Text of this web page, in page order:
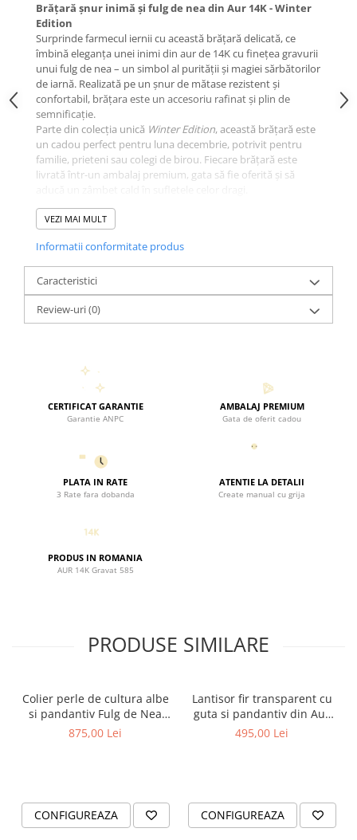
Brățară șnur inimă și fulg de nea din Aur 14K - Winter
Edition
Surprinde farmecul iernii cu această brățară delicată, ce
îmbină eleganța unei inimi din aur de 14K cu finețea gravurii
unui fulg de nea – un simbol al purității și magiei sărbătorilor
de iarnă. Realizată pe un șnur de mătase rezistent și
confortabil, brățara este un accesoriu rafinat și plin de
semnificație.
Parte din colecția unică Winter Edition, această brățară este
un cadou perfect pentru luna decembrie, potrivit pentru
familie, prieteni sau colegi de birou. Fiecare brățară este
livrată într-un ambalaj premium, gata să fie oferită și să
Un dar prețios și emoționant, inspirat de magia sărbătorilor
de iarn
disponibile si mentionat in casuta de observatii in
momentul plasarii comenzii.
Important:Orice comanda va fi confirmata telefonic
inainte de a fi expediata.
VEZI MAI MULT
Informatii conformitate produs
Caracteristici
Review-uri(0)
CERTIFICAT GARANTIE
Garantie ANPC
AMBALAJ PREMIUM
Gata de oferit cadou
PLATA IN RATE
3 Rate fara dobanda
ATENTIE LA DETALII
Create manual cu grija
PRODUS IN ROMANIA
AUR 14K Gravat 585
PRODUSE SIMILARE
Colier perle de cultura albe
si pandantiv Fulg de Nea
Aur 14K cu extensie lantisor
875,00 Lei
CONFIGUREAZA
Lantisor fir transparent cu
guta si pandantiv din Aur
14K Fulg de Nea - Colectia
495,00 Lei
CONFIGUREAZA